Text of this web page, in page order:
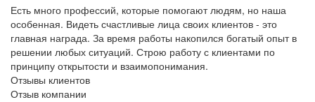
Есть много профессий, которые помогают людям, но наша
особенная. Видеть счастливые лица своих клиентов - это
главная награда. За время работы накопился богатый опыт в
решении любых ситуаций. Строю работу с клиентами по
принципу открытости и взаимопонимания.
Отзывы клиентов
Отзыв компании